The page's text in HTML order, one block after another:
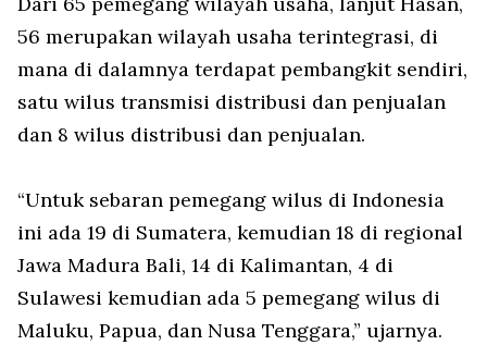
56 merupakan wilayah usaha terintegrasi, di
mana di dalamnya terdapat pembangkit sendiri,
satu wilus transmisi distribusi dan penjualan
dan 8 wilus distribusi dan penjualan.
“Untuk sebaran pemegang wilus di Indonesia
ini ada 19 di Sumatera, kemudian 18 di regional
Jawa Madura Bali, 14 di Kalimantan, 4 di
Sulawesi kemudian ada 5 pemegang wilus di
Maluku, Papua, dan Nusa Tenggara,” ujarnya.